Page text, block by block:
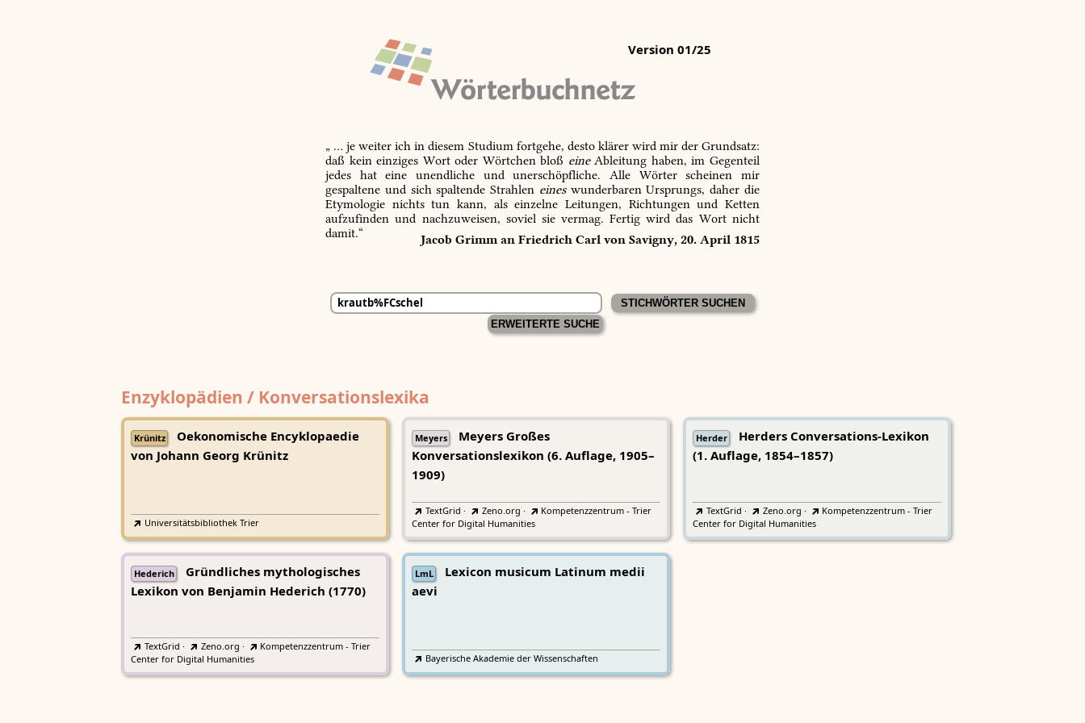
Version 01/25
„ … je weiter ich in diesem Studium fortgehe, desto klärer wird mir der Grundsatz:
daß kein einziges Wort oder Wörtchen bloß eineAbleitung haben, im Gegenteil
jedes hat eine unendliche und unerschöpfliche. Alle Wörter scheinen mir
gespaltene und sich spaltende Strahlen eineswunderbaren Ursprungs, daher die
Etymologie nichts tun kann, als einzelne Leitungen, Richtungen und Ketten
aufzufinden und nachzuweisen, soviel sie vermag. Fertig wird das Wort nicht
damit.“
Jacob Grimm an Friedrich Carl von Savigny, 20. April 1815
ERWEITERTE SUCHE
Enzyklopädien / Konversationslexika
Krünitz
Oekonomische Encyklopaedie
von Johann Georg Krünitz
Universitätsbibliothek Trier
Meyers
Meyers Großes
Konversationslexikon (6. Auflage, 1905–
1909)
TextGrid · Zeno.org ·
Kompetenzzentrum - Trier
Center for Digital Humanities
Herder
Herders Conversations-Lexikon
(1. Auflage, 1854–1857)
TextGrid · Zeno.org ·
Kompetenzzentrum - Trier
Center for Digital Humanities
Hederich
Gründliches mythologisches
Lexikon von Benjamin Hederich (1770)
TextGrid · Zeno.org ·
Kompetenzzentrum - Trier
Center for Digital Humanities
LmL
Lexicon musicum Latinum medii
aevi
Bayerische Akademie der Wissenschaften